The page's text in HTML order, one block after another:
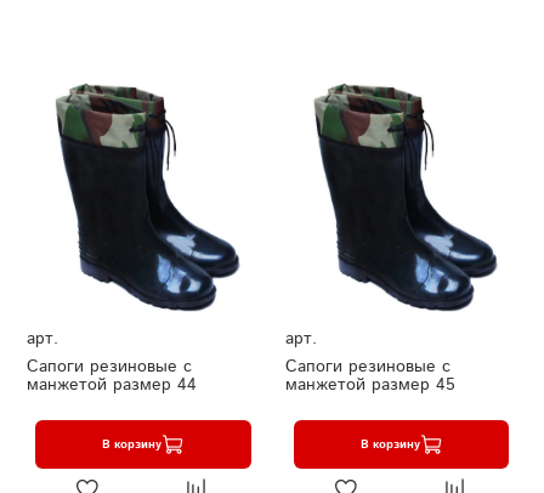
арт.
Сапоги резиновые с
манжетой размер 44
В корзину
арт.
Сапоги резиновые с
манжетой размер 45
В корзину